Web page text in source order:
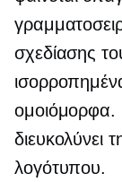
σχεδίασης
ομοιόμορφα.
διευκολύνει
λογότυπου.